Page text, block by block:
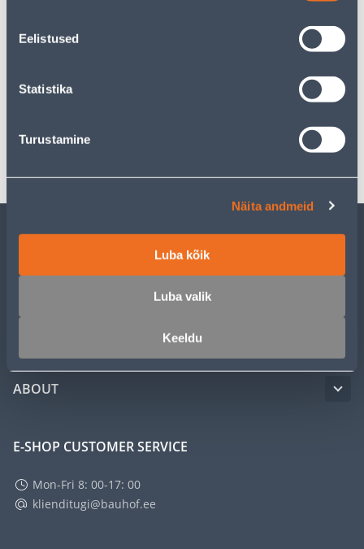
Eelistused
Statistika
Turustamine
Näita andmeid
Luba kõik
Luba valik
Keeldu
Transport
ABOUT
E-SHOP CUSTOMER SERVICE
Mon-Fri 8: 00-17: 00
klienditugi@bauhof.ee